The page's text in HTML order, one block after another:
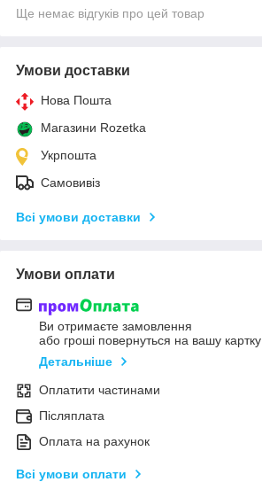
Ще немає відгуків про цей товар
Умови доставки
Нова Пошта
Магазини Rozetka
Укрпошта
Самовивіз
Всі умови доставки
Умови оплати
Ви отримаєте замовлення
або гроші повернуться на вашу картку
Детальніше
Оплатити частинами
Післяплата
Оплата на рахунок
Всі умови оплати